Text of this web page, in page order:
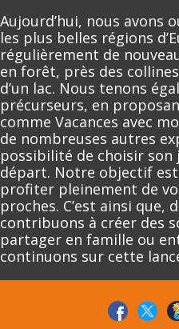
Aujourd’hui, nous avons
les plus belles régions
régulièrement de
en forêt, près des
d’un lac. Nous tenons
précurseurs, en
comme Vacances avec
de nombreuses autres
possibilité de choisir son
départ. Notre objectif
profiter pleinement de
proches. C’est ainsi que,
contribuons à créer des
partager en famille ou
continuons sur cette